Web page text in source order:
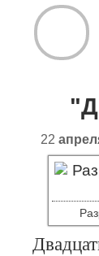
22